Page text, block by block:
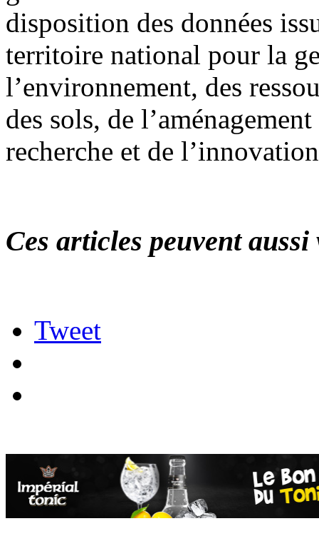
disposition des données
territoire national pour la
l’environnement, des
des sols, de
recherche et de
Ces articles peuvent
Tweet